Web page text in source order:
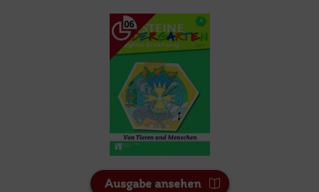
Ausgabe ansehen